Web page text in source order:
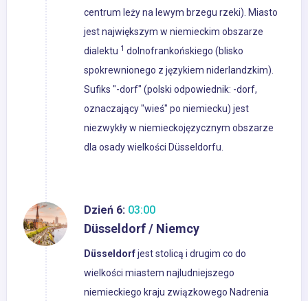
centrum leży na lewym brzegu rzeki). Miasto
jest największym w niemieckim obszarze
dialektu 1 dolnofrankońskiego (blisko
spokrewnionego z językiem niderlandzkim).
Sufiks "-dorf" (polski odpowiednik: -dorf,
oznaczający "wieś" po niemiecku) jest
niezwykły w niemieckojęzycznym obszarze
dla osady wielkości Düsseldorfu.
Dzień 6: 03:00
Düsseldorf / Niemcy
Düsseldorfjest stolicą i drugim co do
wielkości miastem najludniejszego
niemieckiego kraju związkowego Nadrenia